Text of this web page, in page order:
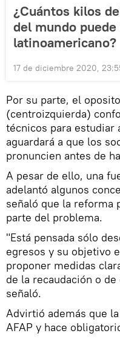
¿Cuántos kilos
del mundo
latinoamericano?
17 de diciembre 2020,
Por su parte, el
(centroizquierda)
técnicos para estudiar
aguardará a que los
pronuncien antes de
A pesar de ello, una
adelantó algunos
señaló que la reforma
parte del problema.
"Está pensada sólo
egresos y su objetivo
proponer medidas
de la recaudación o
señaló.
Advirtió además que
AFAP y hace